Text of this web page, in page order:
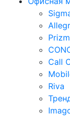
Call
Riva